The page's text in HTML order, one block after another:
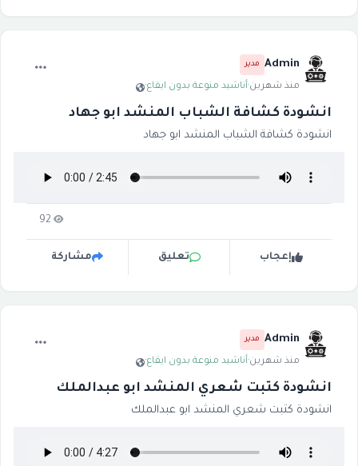
Admin مدير
منذ شهرين·أناشيد منوعة بدون ايقاع·
انشودة كشافة الشباب المنشد ابو جهاد
انشودة كشافة الشباب المنشد ابو جهاد
92
إعجاب تعليق مشاركة
Admin مدير
منذ شهرين·أناشيد منوعة بدون ايقاع·
انشودة كتبت شعري المنشد ابو عبدالملك
انشودة كتبت شعري المنشد ابو عبدالملك